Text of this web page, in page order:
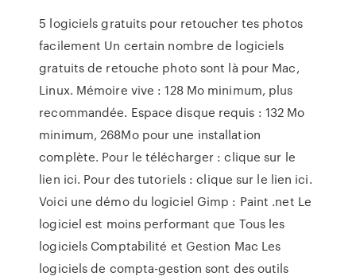
5 logiciels gratuits pour retoucher tes photos
facilement Un certain nombre de logiciels
gratuits de retouche photo sont là pour Mac,
Linux. Mémoire vive : 128 Mo minimum, plus
recommandée. Espace disque requis : 132 Mo
minimum, 268Mo pour une installation
complète. Pour le télécharger : clique sur le
lien ici. Pour des tutoriels : clique sur le lien ici.
Voici une démo du logiciel Gimp : Paint .net Le
logiciel est moins performant que Tous les
logiciels Comptabilité et Gestion Mac Les
logiciels de compta-gestion sont des outils